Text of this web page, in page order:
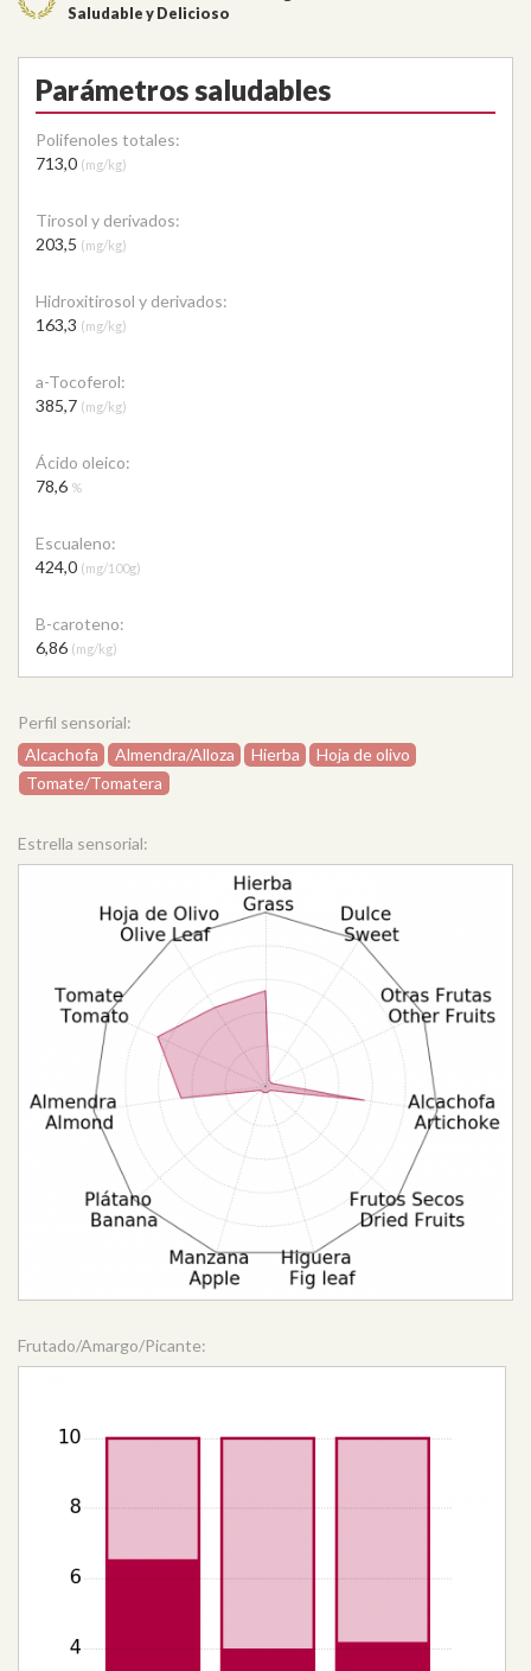
Saludable y Delicioso
Parámetros saludables
Polifenoles totales:
713,0 (mg/kg)
Tirosol y derivados:
203,5 (mg/kg)
Hidroxitirosol y derivados:
163,3 (mg/kg)
a-Tocoferol:
385,7 (mg/kg)
Ácido oleico:
78,6 %
Escualeno:
424,0 (mg/100g)
B-caroteno:
6,86 (mg/kg)
Perfil sensorial:
Alcachofa
Almendra/Alloza Hierba
Hoja de olivo
Tomate/Tomatera
Estrella sensorial:
Frutado/Amargo/Picante: